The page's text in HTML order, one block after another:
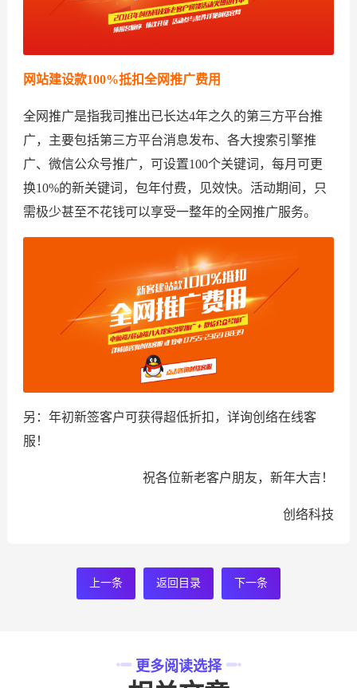
网站建设款100%抵扣全网推广费用
全网推广是指我司推出已长达4年之久的第三方平台推
广，主要包括第三方平台消息发布、各大搜索引擎推
广、微信公众号推广，可设置100个关键词，每月可更
换10%的新关键词，包年付费，见效快。活动期间，只
需极少甚至不花钱可以享受一整年的全网推广服务。
另：年初新签客户可获得超低折扣，详询创络在线客
服！
祝各位新老客户朋友，新年大吉！
创络科技
上一条 返回目录 下一条
更多阅读选择